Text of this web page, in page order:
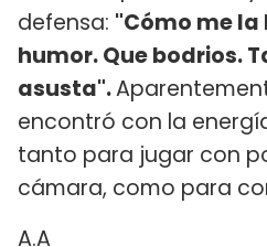
defensa: "Cómo me
humor. Que bodrios.
asusta".
encontró con la
tanto para jugar con
cámara, como para
A.A